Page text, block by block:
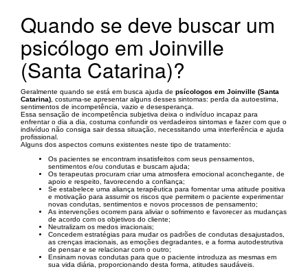
Quando se deve buscar um
psicólogo em Joinville
(Santa Catarina)?
Geralmente quando se está em busca ajuda de psícologos em Joinville (Santa
Catarina) , costuma-se apresentar alguns desses sintomas: perda da autoestima,
sentimentos de incompetência, vazio e desesperança.
Essa sensação de incompetência subjetiva deixa o indivíduo incapaz para
enfrentar o dia a dia, costuma confundir os verdadeiros sintomas e fazer com que o
indivíduo não consiga sair dessa situação, necessitando uma interferência e ajuda
profissional.
Alguns dos aspectos comuns existentes neste tipo de tratamento:
Os pacientes se encontram insatisfeitos com seus pensamentos,
sentimentos e/ou condutas e buscam ajuda;
Os terapeutas procuram criar uma atmosfera emocional aconchegante, de
apoio e respeito, favorecendo a confiança;
Se estabelece uma aliança terapêutica para fomentar uma atitude positiva
e motivação para assumir os riscos que permitem o paciente experimentar
novas condutas, sentimentos e novos processos de pensamento;
As intervenções ocorrem para aliviar o sofrimento e favorecer as mudanças
de acordo com os objetivos do cliente;
Neutralizam os medos irracionais;
Concedem estratégias para mudar os padrões de condutas desajustados,
as crenças irracionais, as emoções degradantes, e a forma autodestrutiva
de pensar e se relacionar com o outro;
Ensinam novas condutas para que o paciente introduza as mesmas em
sua vida diária, proporcionando desta forma, atitudes saudáveis.